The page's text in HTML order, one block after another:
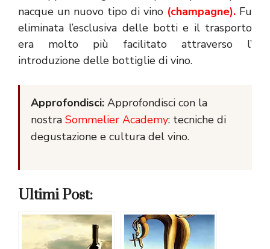
nacque un nuovo tipo di vino (champagne). Fu
eliminata l’esclusiva delle botti e il trasporto
era molto più facilitato attraverso l’
introduzione delle bottiglie di vino.
Approfondisci: Approfondisci con la
nostra Sommelier Academy: tecniche di
degustazione e cultura del vino.
Ultimi Post: